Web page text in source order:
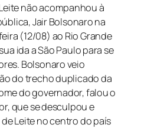
não acompanhou à
Jair Bolsonaro na
(12/08) ao Rio Grande
ida a São Paulo para se
Bolsonaro veio
do trecho duplicado da
do governador, falou o
que se desculpou e
Leite no centro do país